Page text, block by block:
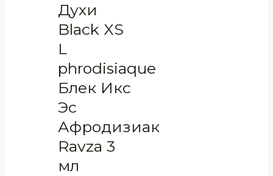
Духи
Black XS
L
phrodisiaque
Блек Икс
Эс
Афродизиак
Ravza 3
мл